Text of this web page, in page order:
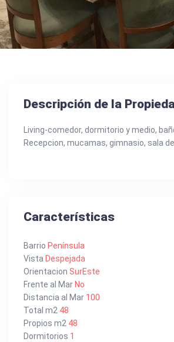
Descripción de la
Living-comedor, dormitorio y medio,
Recepcion, mucamas, gimnasio, sala
Características
Barrio Península
Vista Despejada
Orientacion SurEste
Frente al Mar No
Distancia al Mar 100
Total m2 48
Propios m2 48
Dormitorios 1